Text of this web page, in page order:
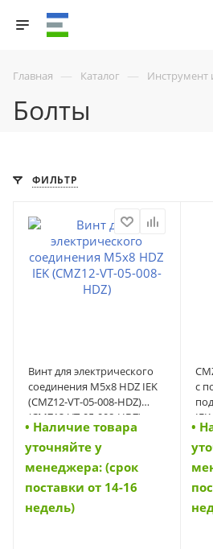
Главная — Каталог — Инструмент
Болты
ФИЛЬТР
Винт для электрического
соединения М5х8 HDZ IEK
(CMZ12-VT-05-008-HDZ)
(CMZ12-VT-05-008-HDZ)
• Наличие товара
уточняйте у
менеджера: (срок
поставки от 14-16
недель)
с
•